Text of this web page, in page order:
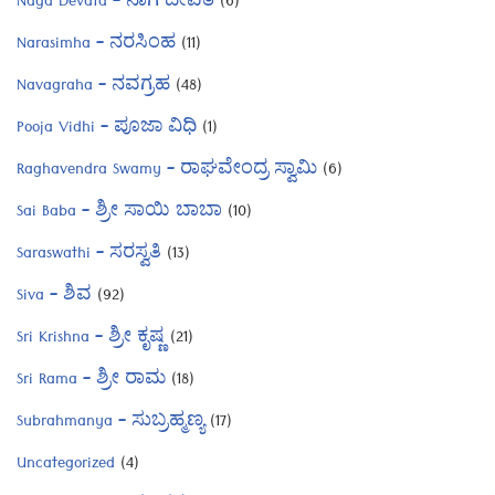
Narasimha – ನರಸಿಂಹ (11)
Navagraha – ನವಗ್ರಹ (48)
Pooja Vidhi – ಪೂಜಾ ವಿಧಿ (1)
Raghavendra Swamy – ರಾಘವೇಂದ್ರ ಸ್ವಾಮಿ (6)
Sai Baba – ಶ್ರೀ ಸಾಯಿ ಬಾಬಾ (10)
Saraswathi – ಸರಸ್ವತಿ (13)
Siva – ಶಿವ (92)
Sri Krishna – ಶ್ರೀ ಕೃಷ್ಣ(21)
Sri Rama – ಶ್ರೀ ರಾಮ (18)
Subrahmanya – ಸುಬ್ರಹ್ಮಣ್ಯ(17)
Uncategorized (4)